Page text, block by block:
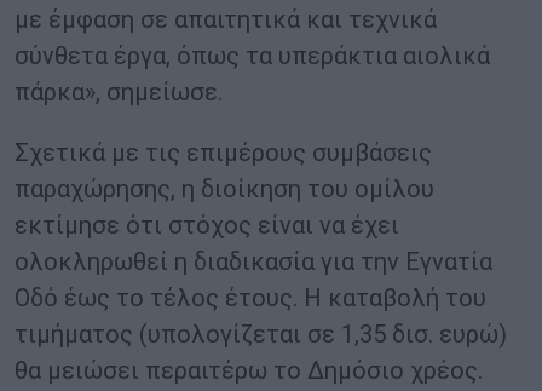
με έμφαση σε απαιτητικά και τεχνικά
σύνθετα έργα, όπως τα υπεράκτια αιολικά
πάρκα», σημείωσε.
Σχετικά με τις επιμέρους συμβάσεις
παραχώρησης, η διοίκηση του ομίλου
εκτίμησε ότι στόχος είναι να έχει
ολοκληρωθεί η διαδικασία για την Εγνατία
Οδό έως το τέλος έτους. Η καταβολή του
τιμήματος (υπολογίζεται σε 1,35 δισ. ευρώ)
θα μειώσει περαιτέρω το Δημόσιο χρέος.